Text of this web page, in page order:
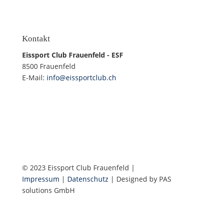
Kontakt
Eissport Club Frauenfeld - ESF
8500 Frauenfeld
E-Mail: info@eissportclub.ch
© 2023 Eissport Club Frauenfeld |
Impressum | Datenschutz | Designed by PAS
solutions GmbH